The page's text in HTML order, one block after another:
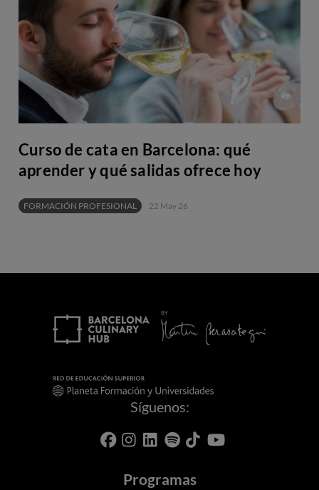
Curso de cata en Barcelona: qué
aprender y qué salidas ofrece hoy
FORMACIÓN PROFESIONAL 22 May 26
Síguenos:
Programas